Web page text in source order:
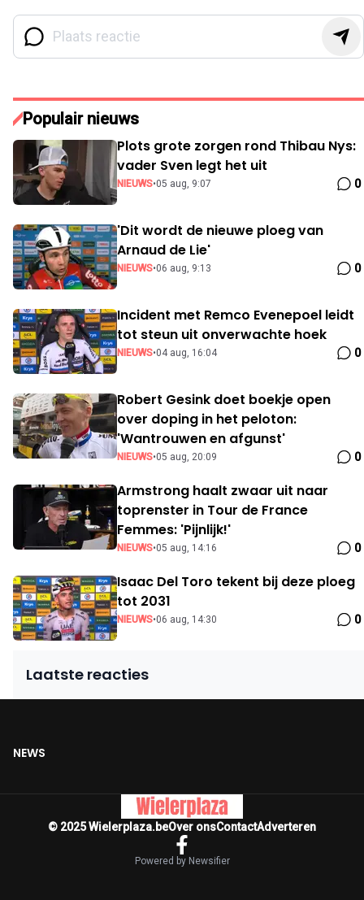
Populair nieuws
Plots grote zorgen rond Thibau Nys:
vader Sven legt het uit
NIEUWS•05 aug, 9:07 0
'Dit wordt de nieuwe ploeg van
Arnaud de Lie'
NIEUWS•06 aug, 9:13 0
Incident met Remco Evenepoel leidt
tot steun uit onverwachte hoek
NIEUWS•04 aug, 16:04 0
Robert Gesink doet boekje open
over doping in het peloton:
'Wantrouwen en afgunst'
NIEUWS•05 aug, 20:09 0
Armstrong haalt zwaar uit naar
toprenster in Tour de France
Femmes: 'Pijnlijk!'
NIEUWS•05 aug, 14:16 0
Isaac Del Toro tekent bij deze ploeg
tot 2031
NIEUWS•06 aug, 14:30 0
Laatste reacties
NEWS
© 2025 Wielerplaza.beOver onsContactAdverteren
Powered by Newsifier